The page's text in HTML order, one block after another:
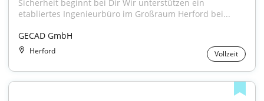
Sicherheit beginnt bei Dir Wir unterstützen ein
etabliertes Ingenieurbüro im Großraum Herford bei...
GECAD GmbH
Herford Vollzeit